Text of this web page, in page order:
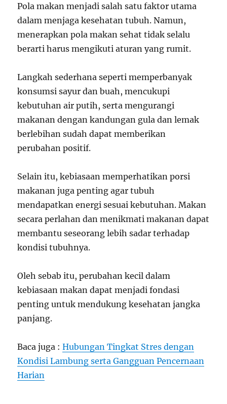
Pola makan menjadi salah satu faktor utama
dalam menjaga kesehatan tubuh. Namun,
menerapkan pola makan sehat tidak selalu
berarti harus mengikuti aturan yang rumit.
Langkah sederhana seperti memperbanyak
konsumsi sayur dan buah, mencukupi
kebutuhan air putih, serta mengurangi
makanan dengan kandungan gula dan lemak
berlebihan sudah dapat memberikan
perubahan positif.
Selain itu, kebiasaan memperhatikan porsi
makanan juga penting agar tubuh
mendapatkan energi sesuai kebutuhan. Makan
secara perlahan dan menikmati makanan dapat
membantu seseorang lebih sadar terhadap
kondisi tubuhnya.
Oleh sebab itu, perubahan kecil dalam
kebiasaan makan dapat menjadi fondasi
penting untuk mendukung kesehatan jangka
panjang.
Baca juga :Hubungan Tingkat Stres dengan
Kondisi Lambung serta Gangguan Pencernaan
Harian